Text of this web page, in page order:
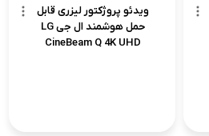
ویدئو پروژکتور لیزری قابل
حمل هوشمند ال جی LG
CineBeam Q 4K UHD